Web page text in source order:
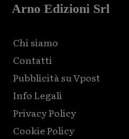
Arno Edizioni Srl
Chi siamo
Contatti
Pubblicità su Vpost
Info Legali
Privacy Policy
Cookie Policy